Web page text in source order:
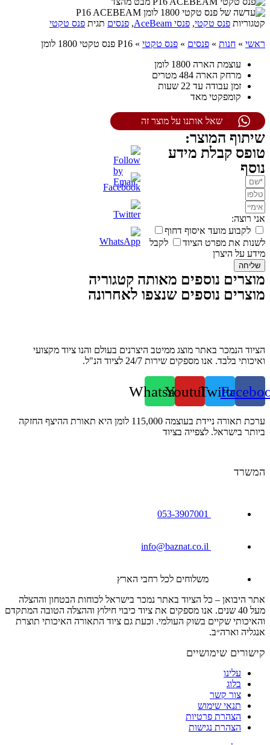
קטגוריות פנס טקטי, פנסי AceBeam , פנסים תגית פנס טקטי
ראשי » חנות » פנסים » פנס טקטי » P16 פנס טקטי 1800 לומן
עוצמת הארה 1800 לומן
מרחק הארה 484 מטרים
זמן עבודה עד 22 שעות
קומפקטי מאד
שאל אותנו על מוצר זה
שיתוף המוצר:
טופס קבלת מידע
נוסף
אני רוצה:
לקבוע מועד איסוף דחוף
לשנות את מפרט הציוד
לקבל
מידע על היצרן
שליחה
מוצרים נוספים מאותה קטגוריה
מוצרים נוספים שנצפו לאחרונה
הציוד הנמכר באתר מוצג ממיטב היצרנים בעולם והנו ציוד מקצועי
ואיכותי בלבד. אנו מספקים שירות 24/7 לציוד הנ"ל.
Twitter
Youtube
Whatsapp
ערכת תאורה ניידת בעוצמה 115,000 לומן היא תאורת ההיצף החזקה
ביותר בישראל. לצפייה בציוד
המשרד
053-3907001
info@baznat.co.il
משלוחים לכל רחבי הארץ
אתר היבואן – כל הציוד באתר נמכר בישראל לכוחות הבטחון וההצלה
מעל 40 שנים. אנו מספקים את ציוד כיבוי חילוץ וההצלה הטובה המתקדם
והאיכותי שקיים בשוק העולמי. וכעת גם ציוד התאורה האיכותי תוצרת
אנגליה וארה״ב.
קישורים שימושיים
עלינו
בלוג
צור קשר
תנאי שימוש
הצהרת פרטיות
הצהרת נגישות